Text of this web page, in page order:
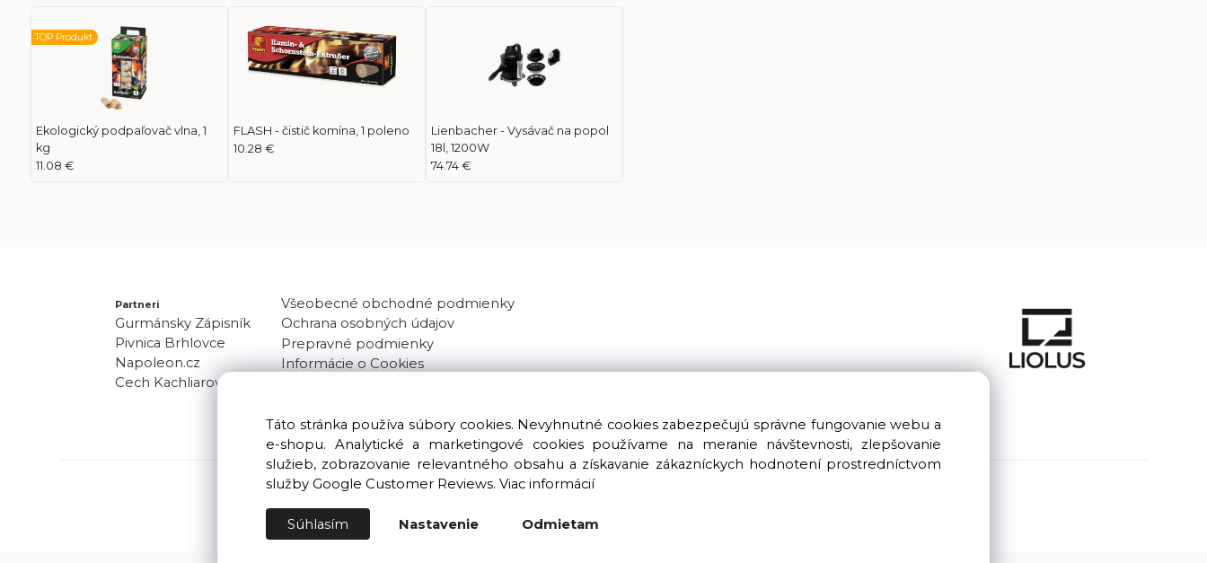
Ekologický podpaľovač vlna, 1
kg
TOP Produkt
11.08 €
FLASH - čistič komína, 1 poleno
10.28 €
Lienbacher - Vysávač na popol
18l, 1200W
74.74 €
Partneri
Gurmánsky Zápisník
Pivnica Brhlovce
Napoleon.cz
Cech Kachliarov
Všeobecné obchodné podmienky
Ochrana osobných údajov
Prepravné podmienky
Informácie o Cookies
Copyright © 2016 – 2026 LIOLUS s.r.o. Všetky práva vyhradené.
Ku Bratke 11, Levice, 934 05
Táto stránka používa súbory cookies. Nevyhnutné cookies zabezpečujú správne fungovanie webu a
e-shopu. Analytické a marketingové cookies používame na meranie návštevnosti, zlepšovanie
služieb, zobrazovanie relevantného obsahu a získavanie zákazníckych hodnotení prostredníctvom
služby Google Customer Reviews. Viac informácií
Súhlasím Nastavenie Odmietam